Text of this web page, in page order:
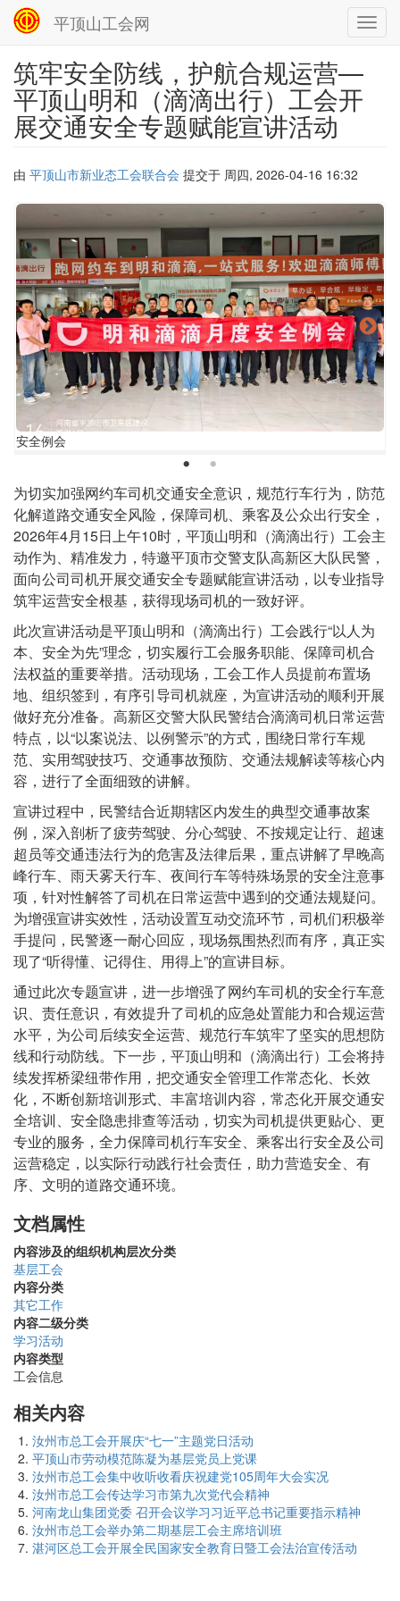
平顶山工会网
筑牢安全防线，护航合规运营—
平顶山明和（滴滴出行）工会开
展交通安全专题赋能宣讲活动
由 平顶山市新业态工会联合会 提交于 周四, 2026-04-16 16:32
安
会
安全例会
正
文
为切实加强网约车司机交通安全意识，规范行车行为，防范
化解道路交通安全风险，保障司机、乘客及公众出行安全，
2026年4月15日上午10时，平顶山明和（滴滴出行）工会主
动作为、精准发力，特邀平顶市交警支队高新区大队民警，
面向公司司机开展交通安全专题赋能宣讲活动，以专业指导
筑牢运营安全根基，获得现场司机的一致好评。
此次宣讲活动是平顶山明和（滴滴出行）工会践行“以人为
本、安全为先”理念，切实履行工会服务职能、保障司机合
法权益的重要举措。活动现场，工会工作人员提前布置场
地、组织签到，有序引导司机就座，为宣讲活动的顺利开展
做好充分准备。高新区交警大队民警结合滴滴司机日常运营
特点，以“以案说法、以例警示”的方式，围绕日常行车规
范、实用驾驶技巧、交通事故预防、交通法规解读等核心内
容，进行了全面细致的讲解。
宣讲过程中，民警结合近期辖区内发生的典型交通事故案
例，深入剖析了疲劳驾驶、分心驾驶、不按规定让行、超速
超员等交通违法行为的危害及法律后果，重点讲解了早晚高
峰行车、雨天雾天行车、夜间行车等特殊场景的安全注意事
项，针对性解答了司机在日常运营中遇到的交通法规疑问。
为增强宣讲实效性，活动设置互动交流环节，司机们积极举
手提问，民警逐一耐心回应，现场氛围热烈而有序，真正实
现了“听得懂、记得住、用得上”的宣讲目标。
通过此次专题宣讲，进一步增强了网约车司机的安全行车意
识、责任意识，有效提升了司机的应急处置能力和合规运营
水平，为公司后续安全运营、规范行车筑牢了坚实的思想防
线和行动防线。下一步，平顶山明和（滴滴出行）工会将持
续发挥桥梁纽带作用，把交通安全管理工作常态化、长效
化，不断创新培训形式、丰富培训内容，常态化开展交通安
全培训、安全隐患排查等活动，切实为司机提供更贴心、更
专业的服务，全力保障司机行车安全、乘客出行安全及公司
运营稳定，以实际行动践行社会责任，助力营造安全、有
序、文明的道路交通环境。
文档属性
内容涉及的组织机构层次分类
基层工会
内容分类
其它工作
内容二级分类
学习活动
内容类型
工会信息
相关内容
汝州市总工会开展庆“七一”主题党日活动
平顶山市劳动模范陈凝为基层党员上党课
汝州市总工会集中收听收看庆祝建党105周年大会实况
汝州市总工会传达学习市第九次党代会精神
河南龙山集团党委 召开会议学习习近平总书记重要指示精神
汝州市总工会举办第二期基层工会主席培训班
湛河区总工会开展全民国家安全教育日暨工会法治宣传活动